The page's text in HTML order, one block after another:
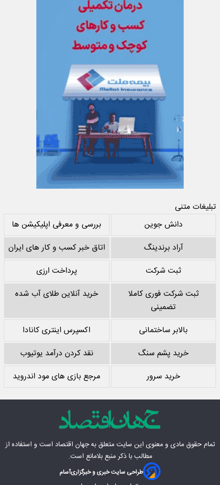
تبلیغات متنی
دانش جوین
بررسی و معرفی اپلیکیشن ها
آراد برندینگ
اتاق خبر کسب و کار های ایران
ثبت شرکت
پرداخت ارزی
ثبت شرکت فوری کاملا
تضمینی
خرید آنلاین طلای آب شده
بالابر ساختمانی
اکسپرس اینتری کانادا
خرید پشم سنگ
نقد کردن درآمد یوتیوب
خرید سرور
مرجع بازی های مود اندروید
تمام حقوق مادی‌ و معنوی این سایت متعلق بهجهان اقتصاد است و استفاده از
مطالب با ذکر منبع بلامانع است.
طراحی سایت خبری و خبرگزاریآسام